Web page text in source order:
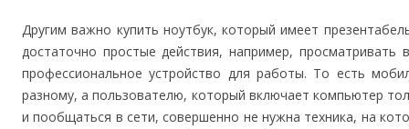
Другим важно купить ноутбук, который имеет
достаточно простые действия, например, просматривать
профессиональное устройство для работы. То есть
разному, а пользователю, который включает компьютер
и пообщаться в сети, совершенно не нужна техника, на